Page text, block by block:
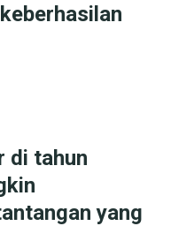
di tahun
yang